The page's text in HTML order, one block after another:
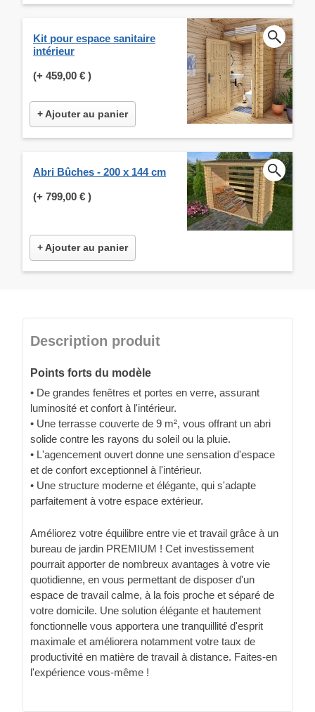
Kit pour espace sanitaire
intérieur
(+ 459,00 € )
+ Ajouter au panier
Abri Bûches - 200 x 144 cm
(+ 799,00 € )
+ Ajouter au panier
Description produit
Points forts du modèle
• De grandes fenêtres et portes en verre, assurant
luminosité et confort à l'intérieur.
• Une terrasse couverte de 9 m², vous offrant un abri
solide contre les rayons du soleil ou la pluie.
• L'agencement ouvert donne une sensation d'espace
et de confort exceptionnel à l'intérieur.
• Une structure moderne et élégante, qui s'adapte
parfaitement à votre espace extérieur.
Améliorez votre équilibre entre vie et travail grâce à un
bureau de jardin PREMIUM ! Cet investissement
pourrait apporter de nombreux avantages à votre vie
quotidienne, en vous permettant de disposer d'un
espace de travail calme, à la fois proche et séparé de
votre domicile. Une solution élégante et hautement
fonctionnelle vous apportera une tranquillité d'esprit
maximale et améliorera notamment votre taux de
productivité en matière de travail à distance. Faites-en
l'expérience vous-même !